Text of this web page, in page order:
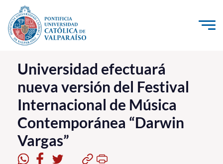
Click acá para ir directamente al contenido
La Universidad
Investigación, Creación e Innovación
PUCV Internacional
Vinculación con el Medio
Admisión
Universidad efectuará
nueva versión del Festival
Internacional de Música
Contemporánea “Darwin
Vargas”